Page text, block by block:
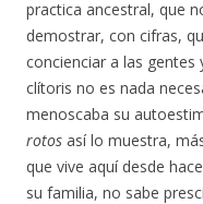
practica ancestral, que
demostrar, con cifras,
concienciar a las gentes
clítoris no es nada
menoscaba su
rotos así lo muestra,
que vive aquí desde
su familia, no sabe